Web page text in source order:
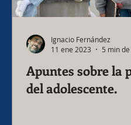
Apuntes sobre la
del adolescente.
Ignacio Fernández
11 ene 2023
5 min